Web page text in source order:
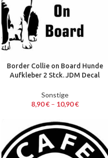
Border Collie on Board Hunde
Aufkleber 2 Stck. JDM Decal
Sonstige
8,90€– 10,90€